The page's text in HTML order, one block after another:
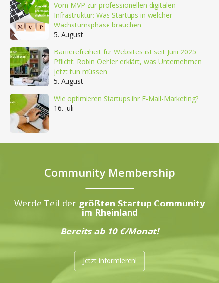
Vom MVP zur professionellen digitalen
Infrastruktur: Was Startups in welcher
Wachstumsphase brauchen
5. August
Barrierefreiheit für Websites ist seit Juni 2025
Pflicht: Robin Oehler erklärt, was Unternehmen
jetzt tun müssen
5. August
Wie optimieren Startups ihr E-Mail-Marketing?
16. Juli
Community Membership
Werde Teil der größten Startup Community
im Rheinland
Bereits ab 10 €/Monat!
Jetzt informieren!